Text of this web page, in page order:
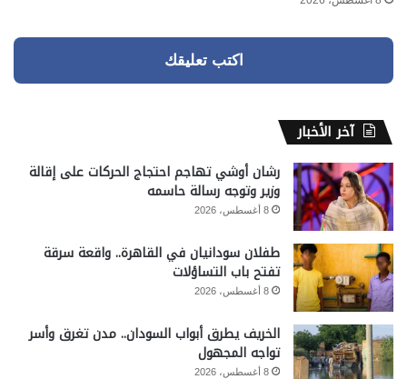
اكتب تعليقك
آخر الأخبار
رشان أوشي تهاجم احتجاج الحركات على إقالة
وزير وتوجه رسالة حاسمه
8 أغسطس، 2026
طفلان سودانيان في القاهرة.. واقعة سرقة
تفتح باب التساؤلات
8 أغسطس، 2026
الخريف يطرق أبواب السودان.. مدن تغرق وأسر
تواجه المجهول
8 أغسطس، 2026